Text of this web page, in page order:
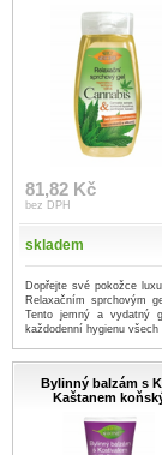
81,82 Kč
bez DPH
skladem
Dopřejte své pokožce
Relaxačním sprchovým
Tento jemný a vydatný
každodenní hygienu všech
Bylinný balzám s
Kaštanem